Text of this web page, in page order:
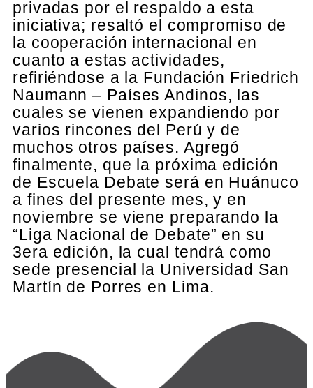
privadas por el respaldo a esta
iniciativa; resaltó el compromiso de
la cooperación internacional en
cuanto a estas actividades,
refiriéndose a la Fundación Friedrich
Naumann – Países Andinos, las
cuales se vienen expandiendo por
varios rincones del Perú y de
muchos otros países. Agregó
finalmente, que la próxima edición
de Escuela Debate será en Huánuco
a fines del presente mes, y en
noviembre se viene preparando la
“Liga Nacional de Debate” en su
3era edición, la cual tendrá como
sede presencial la Universidad San
Martín de Porres en Lima.